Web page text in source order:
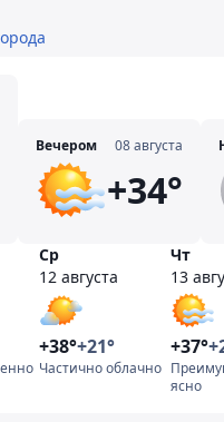
Вечером 08 августа
+34°
Ср
12 августа
+38°+21°
Частично облачно
Чт
13
+37°
ясно